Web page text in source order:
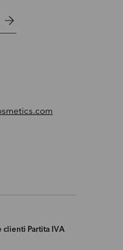
clienti Partita IVA